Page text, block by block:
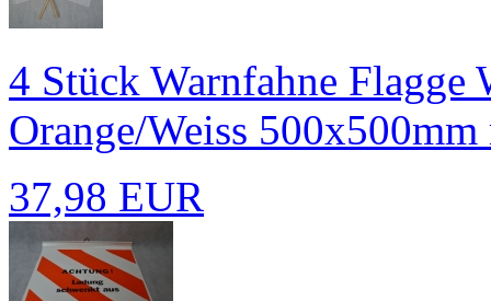
4 Stück Warnfahne Flagge
Orange/Weiss
37,98 EUR